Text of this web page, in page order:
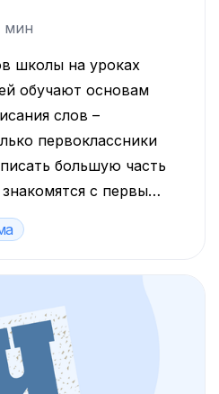
мин
школы на уроках
обучают основам
слов –
первоклассники
большую часть
с первыми
языка. Давайте
ребёнку одно из